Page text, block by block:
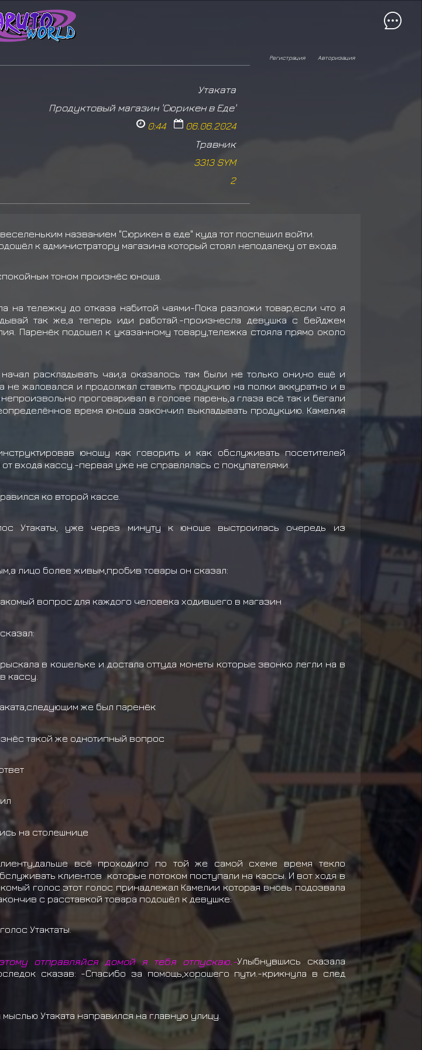
Авторизация
Регистрация
Утаката
Продуктовый магазин 'Сюрикен в Еде'
0:44 06.06.2024
Травник
3313 SYM
2
веселеньким названием "Сюрикен в еде" куда тот поспешил войти.
к администратору магазина который стоял неподалеку от входа.
тоном произнёс юноша.
на тележку до отказа набитой чаями-Пока разложи товар,если что я
так же,а теперь иди работай.-произнесла девушка с бейджем
Паренёк подошел к указанному товару,тележка стояла прямо около
раскладывать чаи,а оказалось там были не только они,но ещё и
жаловался и продолжал ставить продукцию на полки аккуратно и в
непроизвольно проговаривал в голове парень,а глаза всё так и бегали
время юноша закончил выкладывать продукцию. Камелия
юношу как говорить и как обслуживать посетителей
входа кассу.-первая уже не справлялась с покупателями.
ко второй кассе.
Утакаты, уже через минуту к юноше выстроилась очередь из
лицо более живым,пробив товары он сказал:
вопрос для каждого человека ходившего в магазин
в кошельке и достала оттуда монеты которые звонко легли на в
кассу.
же был паренёк
такой же однотипный вопрос
на столешнице
всё проходило по той же самой схеме время текло
клиентов которые потоком поступали на кассы. И вот ходя в
голос этот голос принадлежал Камелии которая вновь подозвала
с расставкой товара подошёл к девушке:
Утактаты.
отправляйся домой я тебя отпускаю.-Улыбнувшись сказала
сказав: -Спасибо за помощь,хорошего пути.-крикнула в след
мыслью Утаката направился на главную улицу.